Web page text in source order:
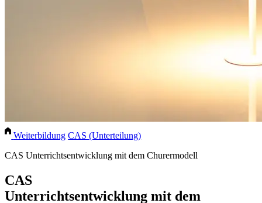
Weiterbildung CAS (Unterteilung)
CAS Unterrichtsentwicklung mit dem Churermodell
CAS
Unterrichts­entwicklung mit dem